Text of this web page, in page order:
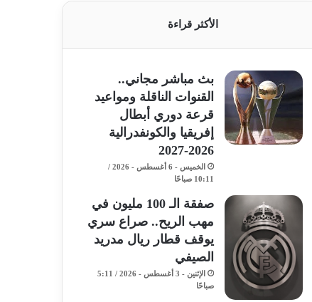
الأكثر قراءة
بث مباشر مجاني..
القنوات الناقلة ومواعيد
قرعة دوري أبطال
إفريقيا والكونفدرالية
2026-2027
الخميس - 6 أغسطس - 2026 /
10:11 صباحًا
صفقة الـ 100 مليون في
مهب الريح.. صراع سري
يوقف قطار ريال مدريد
الصيفي
الإثنين - 3 أغسطس - 2026 / 5:11
صباحًا